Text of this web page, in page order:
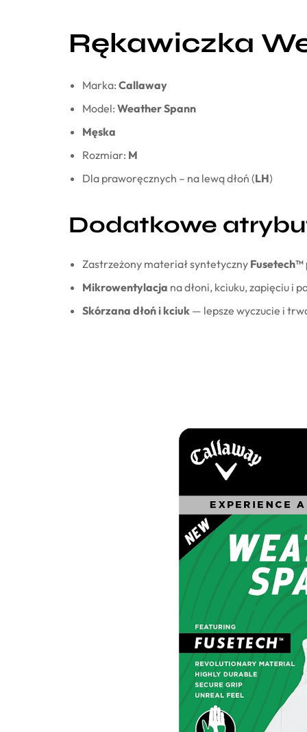
Rękawiczka
Marka: Callaway
Model: Weather Spann
Męska
Rozmiar: M
Dla praworęcznych – na lewą dłoń (LH)
Dodatkowe
Zastrzeżony materiał syntetyczny Fusetech™
Mikrowentylacja na dłoni, kciuku, zapięciu i
Skórzana dłoń i kciuk — lepsze wyczucie i